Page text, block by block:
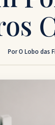
Por O Lobo das